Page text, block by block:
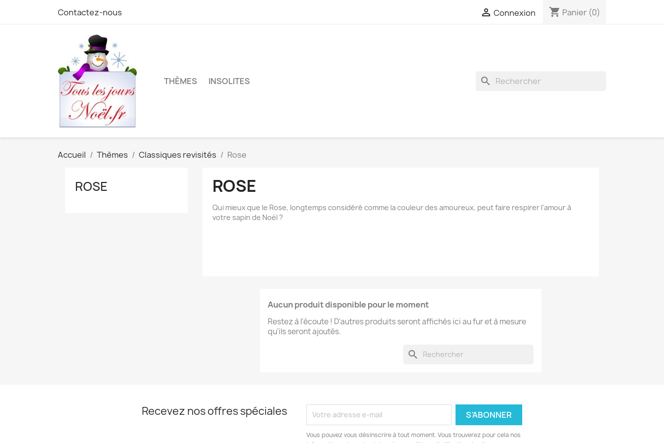
Contactez-nous  Connexion shopping_cart Panier (0)
THÈMES INSOLITES search
Accueil Thèmes Classiques revisités Rose
ROSE ROSE
Qui mieux que le Rose, longtemps considéré comme la couleur des amoureux, peut faire respirer l'amour à
votre sapin de Noël ?
Aucun produit disponible pour le moment
Restez à l'écoute ! D'autres produits seront affichés ici au fur et à mesure
qu'ils seront ajoutés.
search
Recevez nos offres spéciales
Vous pouvez vous désinscrire à tout moment. Vous trouverez pour cela nos